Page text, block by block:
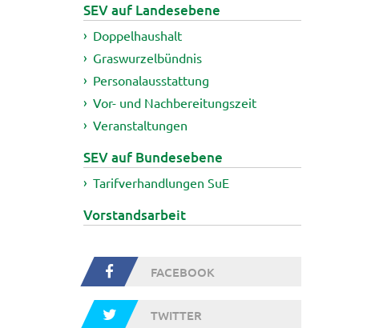
SEV auf Landesebene
Doppelhaushalt
Graswurzelbündnis
Personalausstattung
Vor- und Nachbereitungszeit
Veranstaltungen
SEV auf Bundesebene
Tarifverhandlungen SuE
Vorstandsarbeit
FACEBOOK
TWITTER